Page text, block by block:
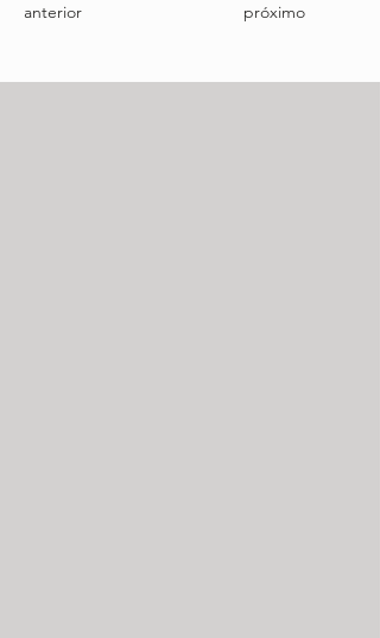
anterior próximo